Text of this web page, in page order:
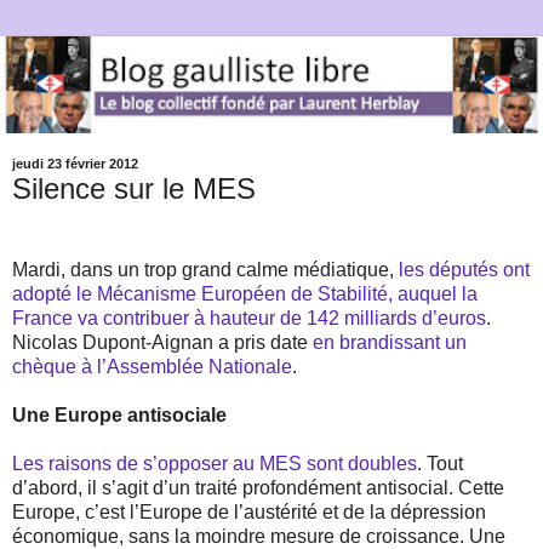
jeudi 23 février 2012
Silence sur le MES
Mardi, dans un trop grand calme médiatique, les députés ont
adopté le Mécanisme Européen de Stabilité, auquel la
France va contribuer à hauteur de 142 milliards d’euros.
Nicolas Dupont-Aignan a pris date en brandissant un
chèque à l’Assemblée Nationale.
Une Europe antisociale
Les raisons de s’opposer au MES sont doubles. Tout
d’abord, il s’agit d’un traité profondément antisocial. Cette
Europe, c’est l’Europe de l’austérité et de la dépression
économique, sans la moindre mesure de croissance. Une